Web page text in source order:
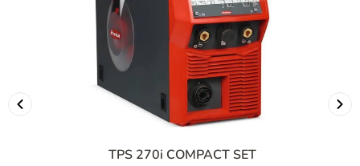
TPS 270i COMPACT SET